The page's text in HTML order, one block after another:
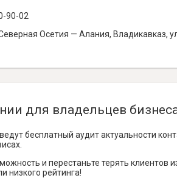
90-02
Осетия — Алания, Владикавказ,
для владельцев
бесплатный аудит актуальности
и перестаньте терять клиентов
низкого рейтинга!